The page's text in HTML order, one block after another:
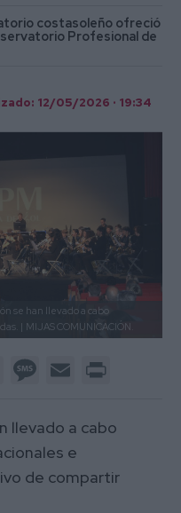
costasoleño ofreció
Profesional de
12/05/2026 · 19:34
se han llevado a cabo
| MIJAS COMUNICACIÓN.
WhatsAppMessage
Email
llevado a cabo
e
de compartir